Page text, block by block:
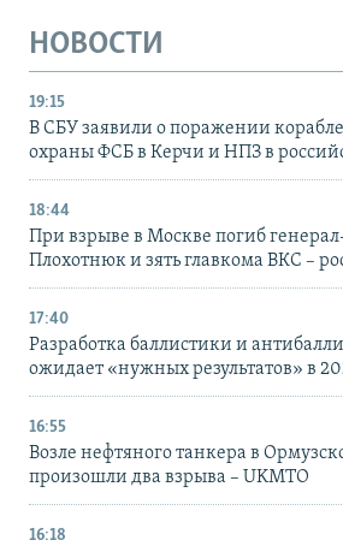
НОВОСТИ
19:15
В СБУ заявили о поражении
охраны ФСБ в Керчи и НПЗ в
18:44
При взрыве в Москве погиб
Плохотнюк и зять главкома ВКС –
17:40
Разработка баллистики и
ожидает «нужных результатов» в
16:55
Возле нефтяного танкера в
произошли два взрыва – UKMTO
16:18